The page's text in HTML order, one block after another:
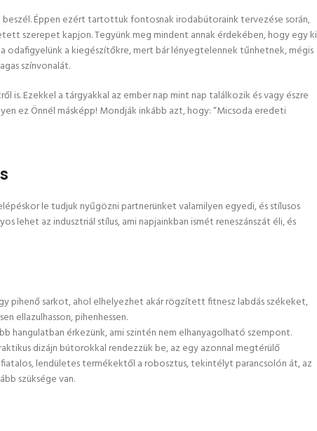
beszél. Éppen ezért tartottuk fontosnak irodabútoraink tervezése során,
szerepet kapjon. Tegyünk meg mindent annak érdekében, hogy egy
odafigyelünk a kiegészítőkre, mert bár lényegtelennek tűnhetnek, mégis
színvonalát.
Ezekkel a tárgyakkal az ember nap mint nap találkozik és vagy észre
ez Önnél másképp! Mondják inkább azt, hogy: “Micsoda eredeti
le tudjuk nyűgözni partnerünket valamilyen egyedi, és stílusos
lehet az indusztriál stílus, ami napjainkban ismét reneszánszát éli, és
pihenő sarkot, ahol elhelyezhet akár rögzített fitnesz labdás székeket,
ellazulhasson, pihenhessen.
hangulatban érkezünk, ami szintén nem elhanyagolható szempont.
dizájn bútorokkal rendezzük be, az egy azonnal megtérülő
lendületes termékektől a robosztus, tekintélyt parancsolón át, az
szüksége van.